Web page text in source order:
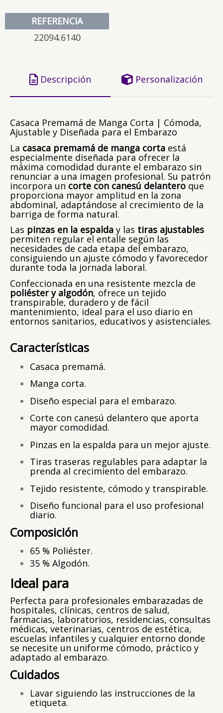
REFERENCIA
22094.6140
Descripción Personalización
Casaca Premamá de Manga Corta | Cómoda,
Ajustable y Diseñada para el Embarazo
La casaca premamá de manga corta está
especialmente diseñada para ofrecer la
máxima comodidad durante el embarazo sin
renunciar a una imagen profesional. Su patrón
incorpora un corte con canesú delantero que
proporciona mayor amplitud en la zona
abdominal, adaptándose al crecimiento de la
barriga de forma natural.
Las pinzas en la espalda y las tiras ajustables
permiten regular el entalle según las
necesidades de cada etapa del embarazo,
consiguiendo un ajuste cómodo y favorecedor
durante toda la jornada laboral.
Confeccionada en una resistente mezcla de
poliéster y algodón, ofrece un tejido
transpirable, duradero y de fácil
mantenimiento, ideal para el uso diario en
entornos sanitarios, educativos y asistenciales.
Características
Casaca premamá.
Manga corta.
Diseño especial para el embarazo.
Corte con canesú delantero que aporta
mayor comodidad.
Pinzas en la espalda para un mejor ajuste.
Tiras traseras regulables para adaptar la
prenda al crecimiento del embarazo.
Tejido resistente, cómodo y transpirable.
Diseño funcional para el uso profesional
diario.
Composición
65 % Poliéster.
35 % Algodón.
Ideal para
Perfecta para profesionales embarazadas de
hospitales, clínicas, centros de salud,
farmacias, laboratorios, residencias, consultas
médicas, veterinarias, centros de estética,
escuelas infantiles y cualquier entorno donde
se necesite un uniforme cómodo, práctico y
adaptado al embarazo.
Cuidados
Lavar siguiendo las instrucciones de la
etiqueta.